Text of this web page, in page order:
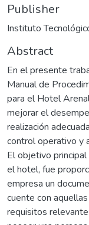
Publisher
Instituto
Abstract
En el presente
Manual de
para el Hotel
mejorar el
realización
control operativo y
El objetivo
el hotel, fue
empresa un
cuente con
requisitos